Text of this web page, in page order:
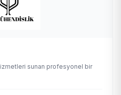
sunan profesyonel bir